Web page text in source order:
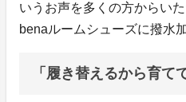
いうお声を多くの方からい
benaルームシューズに撥水
「履き替えるから育て